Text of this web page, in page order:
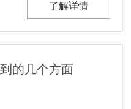
了解详情
的几个方面